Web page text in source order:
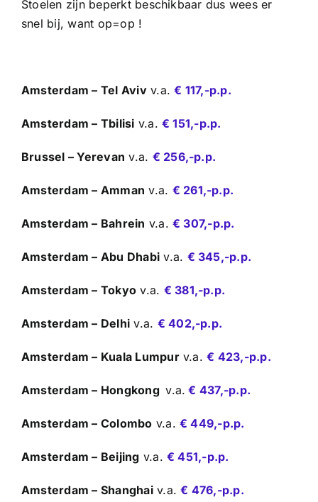
Stoelen zijn beperkt beschikbaar dus wees er
snel bij, want op=op !
Amsterdam – Tel Avivv.a.€ 117,-p.p.
Amsterdam – Tbilisi v.a.€ 151,-p.p.
Brussel – Yerevan v.a. € 256,-p.p.
Amsterdam – Amman v.a. € 261,-p.p.
Amsterdam – Bahrein v.a.€ 307,-p.p.
Amsterdam – Abu Dhabi v.a. € 345,-p.p.
Amsterdam – Tokyo v.a. € 381,-p.p.
Amsterdam – Delhi v.a. € 402,-p.p.
Amsterdam – Kuala Lumpurv.a.€ 423,-p.p.
Amsterdam – Hongkongv.a. € 437,-p.p.
Amsterdam – Colombo v.a.€ 449,-p.p.
Amsterdam – Beijing v.a.€ 451,-p.p.
Amsterdam – Shanghaiv.a.€ 476,-p.p.